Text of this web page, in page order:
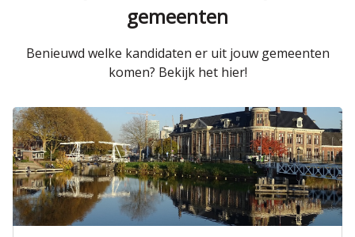
gemeenten
Benieuwd welke kandidaten er uit jouw gemeenten
komen? Bekijk het hier!